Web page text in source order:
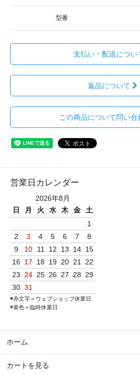
型番
支払い・配送につい
返品について
この商品について問い合
営業日カレンダー
2026年8月
日
月 火 水 木 金
土
1
2
3 4 5 6 7
8
9
10 11 12 13 14 15
16
17 18 19 20 21
22
23
24 25 26 27 28
29
30 31
◉赤文字＝ウェブショップ休業日
◉黄色＝臨時休業日
ホーム
カートを見る